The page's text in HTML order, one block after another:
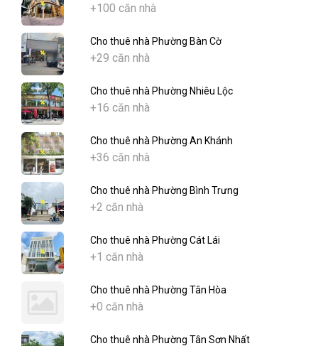
+100 căn nhà
Cho thuê nhà Phường Bàn Cờ
+29 căn nhà
Cho thuê nhà Phường Nhiêu Lộc
+16 căn nhà
Cho thuê nhà Phường An Khánh
+36 căn nhà
Cho thuê nhà Phường Bình Trưng
+2 căn nhà
Cho thuê nhà Phường Cát Lái
+1 căn nhà
Cho thuê nhà Phường Tân Hòa
+0 căn nhà
Cho thuê nhà Phường Tân Sơn Nhất